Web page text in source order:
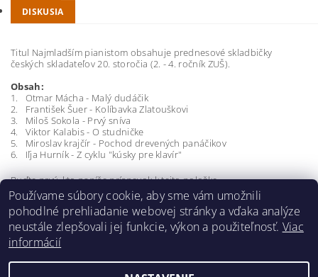
DISKUSIA
Titul Najmladším pianistom obsahuje prednesové skladbičky
českých skladateľov 20. storočia (2. - 4. ročník ZUŠ).
Obsah:
1. Otmar Mácha - Malý dudáčik
2. František Šuer - Kolíbavka Zlatouškovi
3. Miloš Sokola - Prvý sníva
4. Viktor Kalabis - O studničke
5. Miroslav krajčír - Pochod drevených panáčikov
6. Iľja Hurník - Z cyklu "kúsky pre klavír"
Buďte prvý, kto napíše príspevok k tejto položke.
Pridať komentár
Používame súbory cookie, aby sme vám umožnili
pohodlné prehliadanie webovej stránky a vďaka analýze
neustále zlepšovali jej funkcie, výkon a použiteľnosť. Viac
informácií